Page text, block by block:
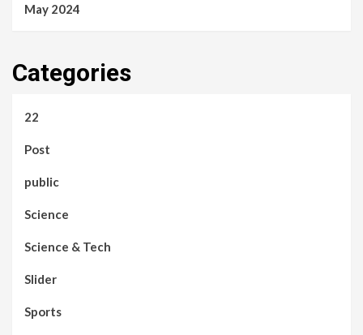
May 2024
Categories
22
Post
public
Science
Science & Tech
Slider
Sports